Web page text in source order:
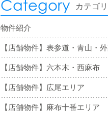
Category カテゴ
物件紹介
【店舗物件】表参道・青山・
【店舗物件】六本木・西麻布
【店舗物件】広尾エリア
【店舗物件】麻布十番エリア